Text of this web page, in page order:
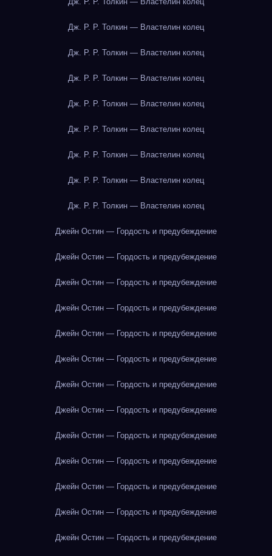
Дж. Р. Р. Толкин — Властелин колец
Дж. Р. Р. Толкин — Властелин колец
Дж. Р. Р. Толкин — Властелин колец
Дж. Р. Р. Толкин — Властелин колец
Дж. Р. Р. Толкин — Властелин колец
Дж. Р. Р. Толкин — Властелин колец
Дж. Р. Р. Толкин — Властелин колец
Дж. Р. Р. Толкин — Властелин колец
Джейн Остин — Гордость и предубеждение
Джейн Остин — Гордость и предубеждение
Джейн Остин — Гордость и предубеждение
Джейн Остин — Гордость и предубеждение
Джейн Остин — Гордость и предубеждение
Джейн Остин — Гордость и предубеждение
Джейн Остин — Гордость и предубеждение
Джейн Остин — Гордость и предубеждение
Джейн Остин — Гордость и предубеждение
Джейн Остин — Гордость и предубеждение
Джейн Остин — Гордость и предубеждение
Джейн Остин — Гордость и предубеждение
Джейн Остин — Гордость и предубеждение